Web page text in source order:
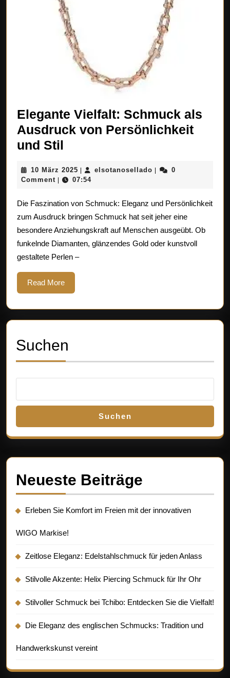
Elegante Vielfalt: Schmuck als
Ausdruck von Persönlichkeit
und Stil
Schmuck
Ausdruck
von
Persönlichkeit
und
10 März 2025 10
März
elsotanosellado elsotanosellado
0
Comment
07:54
Die Faszination von Schmuck: Eleganz und Persönlichkeit
zum Ausdruck bringen Schmuck hat seit jeher eine
besondere Anziehungskraft auf Menschen ausgeübt. Ob
funkelnde Diamanten, glänzendes Gold oder kunstvoll
gestaltete Perlen –
Read MoreRead
More
Suchen
Suchen
Neueste Beiträge
Erleben Sie Komfort im Freien mit der innovativen
WIGO Markise!
Zeitlose Eleganz: Edelstahlschmuck für jeden Anlass
Stilvolle Akzente: Helix Piercing Schmuck für Ihr Ohr
Stilvoller Schmuck bei Tchibo: Entdecken Sie die Vielfalt!
Die Eleganz des englischen Schmucks: Tradition und
Handwerkskunst vereint